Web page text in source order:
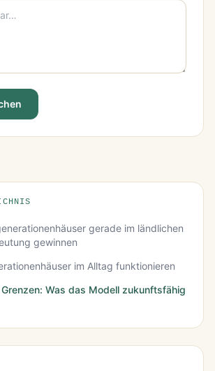
gerade im ländlichen
gewinnen
im Alltag funktionieren
Was das Modell zukunftsfähig